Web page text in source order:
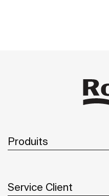
Produits
Service Client